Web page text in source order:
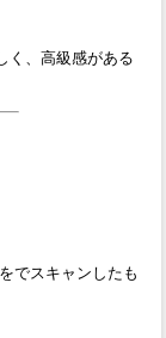
く、高級感がある
でスキャンしたも